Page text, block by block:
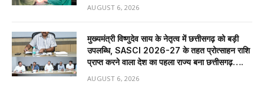
AUGUST 6, 2026
मुख्यमंत्री विष्णुदेव साय के नेतृत्व में छत्तीसगढ़ को बड़ी
उपलब्धि, SASCI 2026-27 के तहत प्रोत्साहन राशि
प्राप्त करने वाला देश का पहला राज्य बना छत्तीसगढ़….
AUGUST 6, 2026